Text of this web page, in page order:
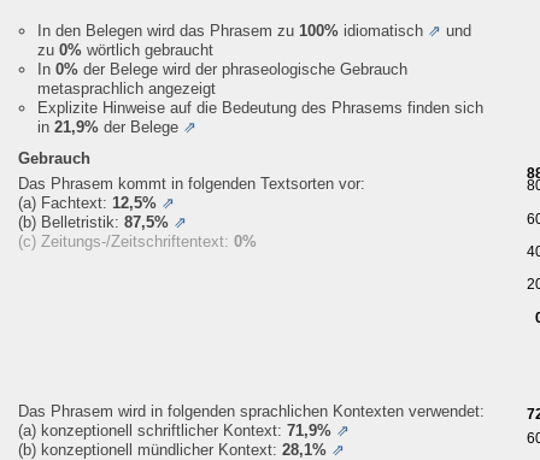
In den Belegen wird das Phrasem zu 100% idiomatisch ⇗ und
zu 0% wörtlich gebraucht
In 0% der Belege wird der phraseologische Gebrauch
metasprachlich angezeigt
Explizite Hinweise auf die Bedeutung des Phrasems finden sich
in 21,9% der Belege ⇗
Gebrauch
Das Phrasem kommt in folgenden Textsorten vor:
(a) Fachtext: 12,5% ⇗
(b) Belletristik: 87,5% ⇗
(c) Zeitungs-/Zeitschriftentext: 0%
Das Phrasem wird in folgenden sprachlichen Kontexten verwendet:
(a) konzeptionell schriftlicher Kontext: 71,9% ⇗
(b) konzeptionell mündlicher Kontext: 28,1% ⇗